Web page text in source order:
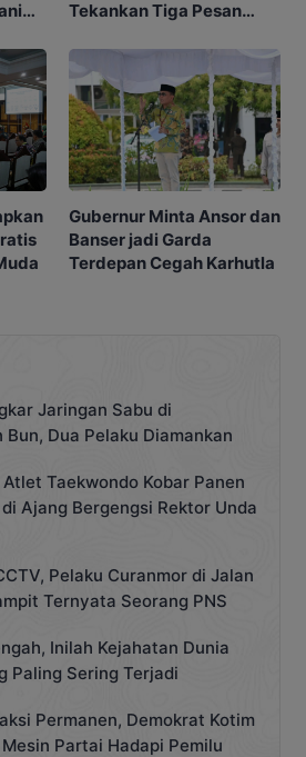
Tekankan Tiga Pesan
Gubernur Minta Ansor dan
Banser jadi Garda
Terdepan Cegah Karhutla
Jaringan Sabu di
Bun, Dua Pelaku Diamankan
Atlet Taekwondo Kobar Panen
Ajang Bergengsi Rektor Unda
Pelaku Curanmor di Jalan
Ternyata Seorang PNS
Inilah Kejahatan Dunia
Paling Sering Terjadi
Permanen, Demokrat Kotim
Partai Hadapi Pemilu